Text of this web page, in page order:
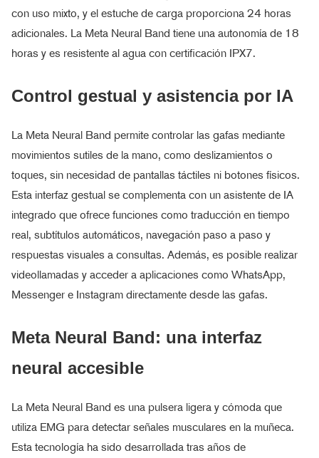
con uso mixto, y el estuche de carga proporciona 24 horas
adicionales. La Meta Neural Band tiene una autonomía de 18
horas y es resistente al agua con certificación IPX7.
Control gestual y asistencia por IA
La Meta Neural Band permite controlar las gafas mediante
movimientos sutiles de la mano, como deslizamientos o
toques, sin necesidad de pantallas táctiles ni botones físicos.
Esta interfaz gestual se complementa con un asistente de IA
integrado que ofrece funciones como traducción en tiempo
real, subtítulos automáticos, navegación paso a paso y
respuestas visuales a consultas. Además, es posible realizar
videollamadas y acceder a aplicaciones como WhatsApp,
Messenger e Instagram directamente desde las gafas.
Meta Neural Band: una interfaz
neural accesible
La Meta Neural Band es una pulsera ligera y cómoda que
utiliza EMG para detectar señales musculares en la muñeca.
Esta tecnología ha sido desarrollada tras años de